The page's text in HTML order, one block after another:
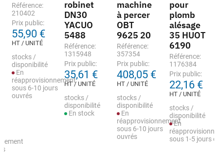
Référence:
210402
Prix public:
55,90 €
HT / UNITÉ
stocks /
disponibilité
En
réapprovisionnement
sous 6-10 jours
ouvrés
robinet
DN30
YACUO
5488
Référence:
1315948
Prix public:
35,61 €
HT / UNITÉ
stocks /
disponibilité
En stock
machine
à percer
OBT
9625 20
Référence:
357354
Prix public:
408,05 €
HT / UNITÉ
stocks /
disponibilité
En
réapprovisionnement
sous 6-10 jours
ouvrés
pour
plomb
alésage
35 HUOT
6190
Référence:
1176384
Prix public:
22,16 €
HT / UNITÉ
stocks /
disponibilité
En
sous 1-5 jours